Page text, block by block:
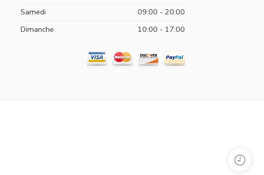
Samedi
09:00 - 20:00
Dimanche
10:00 - 17:00